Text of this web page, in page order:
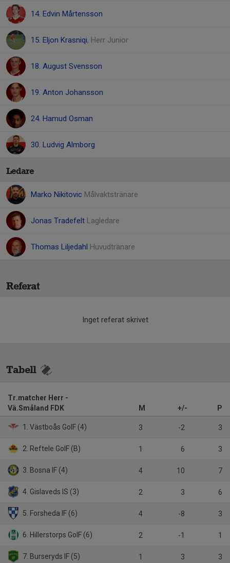
14. Edvin Mårtensson
15. Eljon Krasniqi, Herr Junior
18. August Svensson
19. Anton Johansson
24. Hamud Osman
30. Ludvig Almborg
Ledare
Marko Nikitovic Målvaktstränare
Jonas Tradefelt Lagledare
Thomas Liljedahl Huvudtränare
Referat
Inget referat skrivet
Tabell
Tr.matcher Herr -
Vä.Småland FDK
M +/- P
1. Västboås GoIF (4) 3 -2 3
2. Reftele GoIF (B) 1 6 3
3. Bosna IF (4) 4 10 7
4. Gislaveds IS (3) 2 3 6
5. Forsheda IF (6) 4 -8 3
6. Hillerstorps GoIF (6) 2 -1 1
7. Burseryds IF (5) 1 3 3